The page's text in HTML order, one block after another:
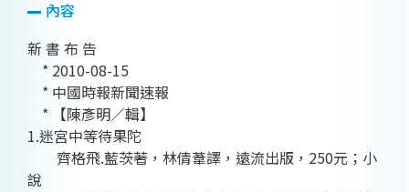
內容
新 書 布 告
* 2010-08-15
* 中國時報新聞速報
* 【陳彥明／輯】
1.迷宮中等待果陀
齊格飛.藍茨著，林倩葦譯，遠流出版，250元；小
說